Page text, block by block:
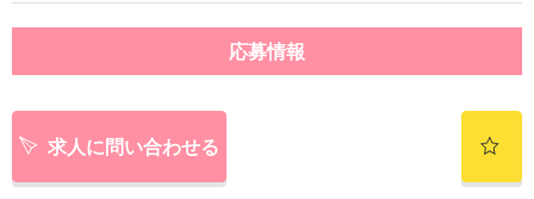
応募情報
求人に問い合わせる